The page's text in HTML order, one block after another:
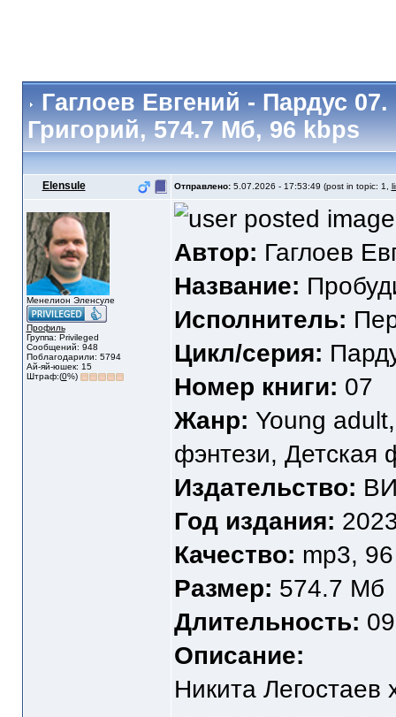
Гаглоев Евгений - Пардус
Григорий, 574.7 Мб, 96 kbps
Elensule Отправлено: 5.07.2026 - 17:53:49 (post in topic: 1,
Менелион Эленсуле
Профиль
Группа: Privileged
Сообщений: 948
Поблагодарили: 5794
Ай-яй-юшек: 15
Штраф:(0%)
Автор: Гаглоев
Название:
Исполнитель:
Цикл/серия:
Номер книги: 07
Жанр: Young
фэнтези, Детская
Издательство:
Год издания:
Качество: mp3,
Размер: 574.7 Мб
Длительность:
Описание:
Никита